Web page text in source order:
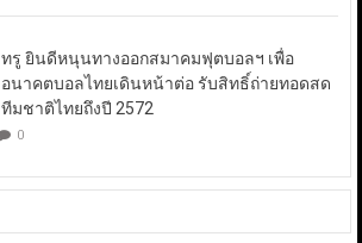
ทรู ยินดีหนุนทางออกสมาคมฟุตบอลฯ เพื่อ
อนาคตบอลไทยเดินหน้าต่อ รับสิทธิ์ถ่ายทอดสด
ทีมชาติไทยถึงปี 2572
0